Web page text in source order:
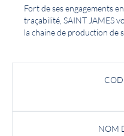
Fort de ses engagements
traçabilité, SAINT JAMES
la chaine de production de
NOM